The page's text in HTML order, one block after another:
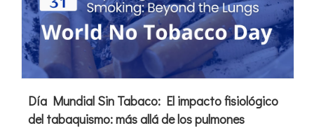
Día Mundial Sin Tabaco: El impacto fisiológico
del tabaquismo: más allá de los pulmones